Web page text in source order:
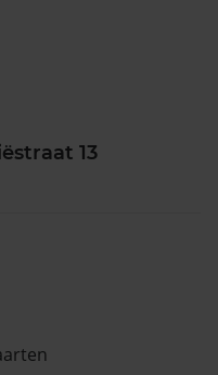
13